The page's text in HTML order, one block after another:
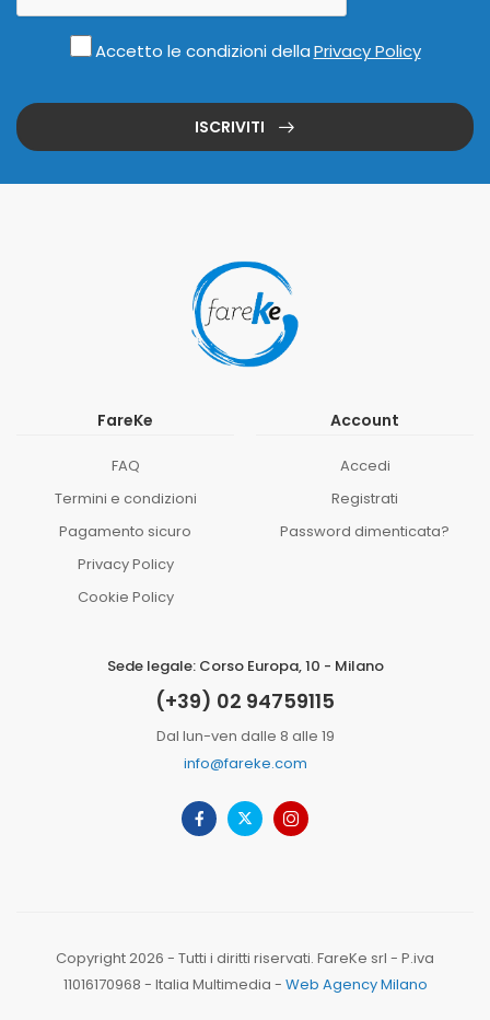
Accetto le condizioni dellaPrivacy Policy
ISCRIVITI
FareKe
FAQ
Termini e condizioni
Pagamento sicuro
Privacy Policy
Cookie Policy
Account
Accedi
Registrati
Password dimenticata?
Sede legale: Corso Europa, 10 - Milano
(+39) 02 94759115
Dal lun-ven dalle 8 alle 19
info@fareke.com
Copyright 2026 - Tutti i diritti riservati. FareKe srl - P.iva
11016170968 - Italia Multimedia - Web Agency Milano